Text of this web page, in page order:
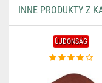
INNE PRODUKTY Z
ÚJDONSÁG